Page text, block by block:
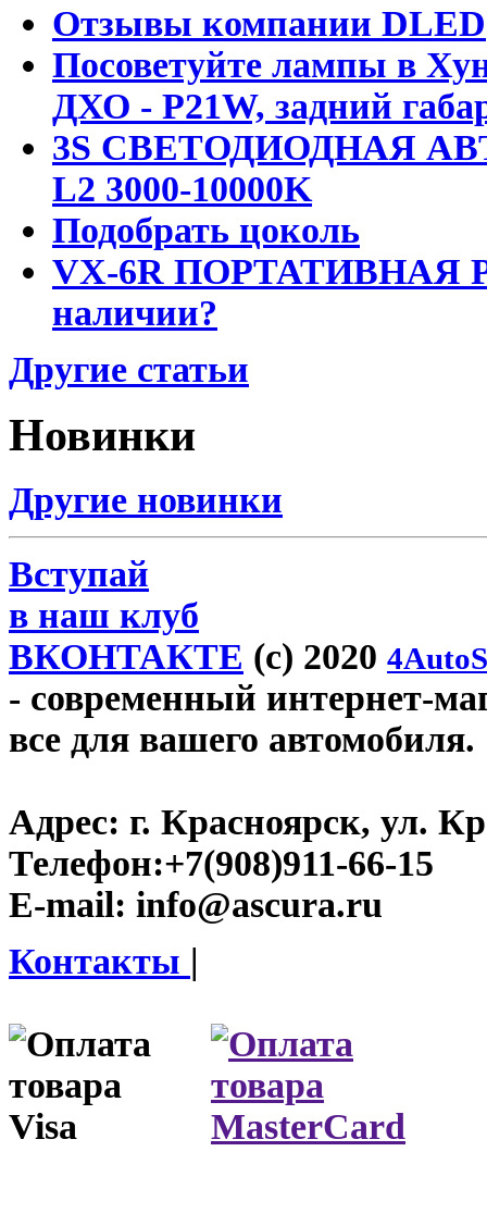
Отзывы компании DLED
Посоветуйте лампы в
ДХО - P21W, задний
3S СВЕТОДИОДНАЯ
L2 3000-10000K
Подобрать цоколь
VX-6R ПОРТАТИВНАЯ
наличии?
Другие статьи
Новинки
Другие новинки
Вступай
в наш клуб
ВКОНТАКТЕ (c) 2020
- современный интернет-
все для вашего автомобиля.
Адрес: г. Красноярск, ул.
Телефон:+7(908)911-66-15
E-mail: info@ascura.ru
Контакты |